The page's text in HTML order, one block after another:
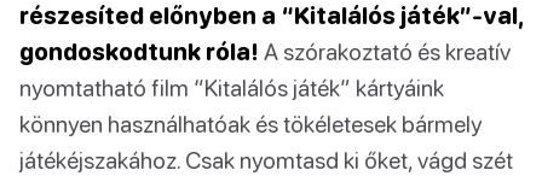
részesíted előnyben a “Kitalálós játék”-val,
gondoskodtunk róla! A szórakoztató és kreatív
nyomtatható film “Kitalálós játék” kártyáink
könnyen használhatóak és tökéletesek bármely
játékéjszakához. Csak nyomtasd ki őket, vágd szét